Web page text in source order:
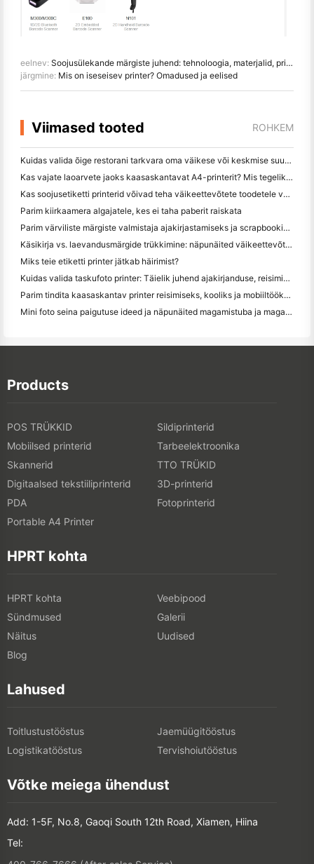
eelnev: Soojusülekande märgiste juhend: tehnoloogia, materjalid, printerid ja otsene soojusvõrdlus
järgmine: Mis on iseseisev printer? Omadused ja eelised
Viimased tooted ROHKEM
Kuidas valida õige restorani tarkvara oma väikese või keskmise suurusega restorani jaoks
Kas vajate laoarvete jaoks kaasaskantavat A4-printerit? Mis tegelikult töötab
Kas soojusetiketti printerid võivad teha väikeettevõtete toodetele veekindel etikett?
Parim kiirkaamera algajatele, kes ei taha paberit raiskata
Parim värviliste märgiste valmistaja ajakirjastamiseks ja scrapbooking'iks: lisage iga leheküljele rohkem värvi
Käsikirja vs. laevandusmärgide trükkimine: näpunäited väikeettevõtetele 2026. aastal
Miks teie etiketti printer jätkab häirimist?
Kuidas valida taskufoto printer: Täielik juhend ajakirjanduse, reisimise ja iPhone'i kasutajatele
Parim tindita kaasaskantav printer reisimiseks, kooliks ja mobiiltööks: Hanin MT620 Pro ülevaade
Mini foto seina paigutuse ideed ja näpunäited magamistuba ja magamistuba kaunistamiseks
Products
POS TRÜKKID
Sildiprinterid
Mobiilsed printerid
Tarbeelektroonika
Skannerid
TTO TRÜKID
Digitaalsed tekstiiliprinterid
3D-printerid
PDA
Fotoprinterid
Portable A4 Printer
HPRT kohta
HPRT kohta
Veebipood
Sündmused
Galerii
Näitus
Uudised
Blog
Lahused
Toitlustustööstus
Jaemüügitööstus
Logistikatööstus
Tervishoiutööstus
Võtke meiega ühendust
Add: 1-5F, No.8, Gaoqi South 12th Road, Xiamen, Hiina
Tel: